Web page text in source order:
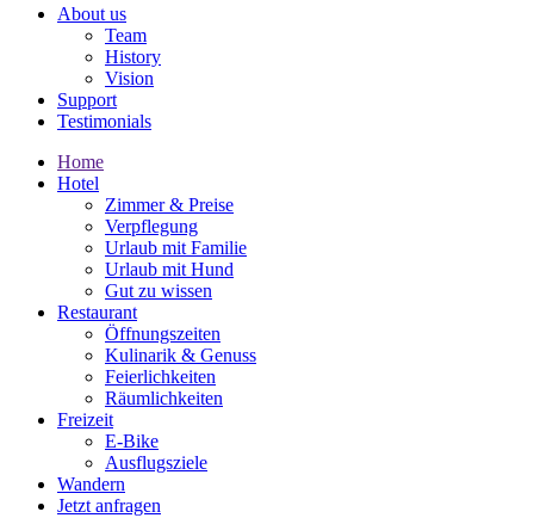
About us
Team
History
Vision
Support
Testimonials
Home
Hotel
Zimmer & Preise
Verpflegung
Urlaub mit Familie
Urlaub mit Hund
Gut zu wissen
Restaurant
Öffnungszeiten
Kulinarik & Genuss
Feierlichkeiten
Räumlichkeiten
Freizeit
E-Bike
Ausflugsziele
Wandern
Jetzt anfragen